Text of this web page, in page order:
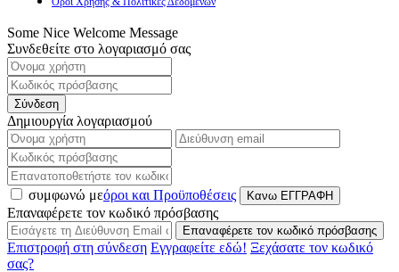
Some Nice Welcome Message
Συνδεθείτε στο λογαριασμό σας
Σύνδεση
Δημιουργία λογαριασμού
συμφωνώ μεόροι και Προϋποθέσεις Κανω ΕΓΓΡΑΦΗ
Επαναφέρετε τον κωδικό πρόσβασης
Επαναφέρετε τον κωδικό πρόσβασης
Επιστροφή στη σύνδεση Εγγραφείτε εδώ! Ξεχάσατε τον κωδικό
σας?